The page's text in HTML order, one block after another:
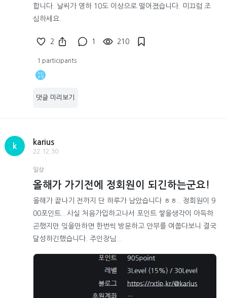
합니다. 날씨가 영하 10도 이상으로 떨어졌습니다. 미끄럼 조
심하세요.
2 1 210
1 participants
댓글 미리보기
k
karius
22.12.30
일상
올해가 가기전에 정회원이 되긴하는군요!
올해가 끝나기 전까지 단 하루가 남았습니다 ㅎㅎ.. 정회원이 9
00포인트.. 사실 처음가입하고나서 포인트 쌓을생각이 아득하
곤했지만 잊을만하면 한번씩 방문하고 안부를 여쭙다보니 결국
달성하긴했습니다. 주인장님...